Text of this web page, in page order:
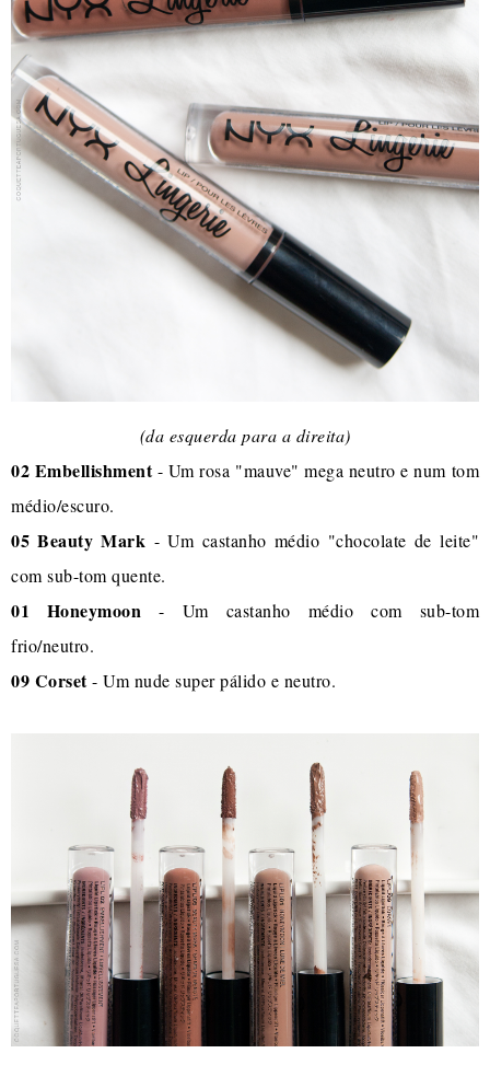
(da esquerda para a direita)
02 Embellishment- Um rosa "mauve" mega neutro e num tom
médio/escuro.
05 Beauty Mark - Um castanho médio "chocolate de leite"
com sub-tom quente.
01 Honeymoon - Um castanho médio com sub-tom
frio/neutro.
09 Corset- Um nude super pálido e neutro.